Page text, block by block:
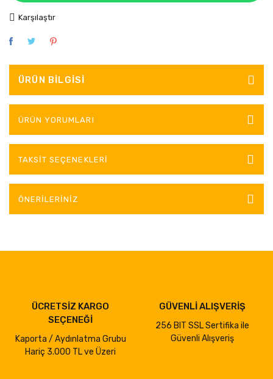
Karşılaştır
ÜRÜN BILGISI
ÜRÜN YORUMLARI
TAKSIT SEÇENEKLERI
ÖNERILERINIZ
ÜCRETSİZ KARGO
SEÇENEĞİ
Kaporta / Aydınlatma Grubu
Hariç 3.000 TL ve Üzeri
GÜVENLİ ALIŞVERİŞ
256 BIT SSL Sertifika ile
Güvenli Alışveriş